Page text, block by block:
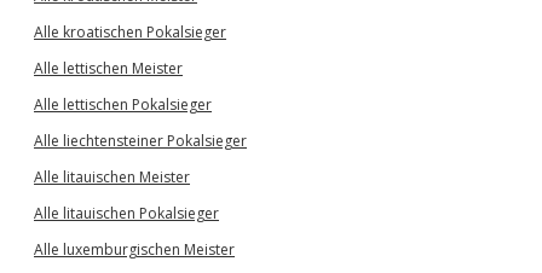
Alle kroatischen Pokalsieger
Alle lettischen Meister
Alle lettischen Pokalsieger
Alle liechtensteiner Pokalsieger
Alle litauischen Meister
Alle litauischen Pokalsieger
Alle luxemburgischen Meister